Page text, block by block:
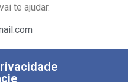
te ajudar.